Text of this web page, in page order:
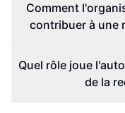
Comment
contribuer à une
Quel rôle joue
de la